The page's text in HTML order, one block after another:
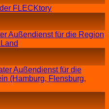
FLECKtory
Außendienst für die Region
Außendienst für die
(Hamburg, Flensburg,